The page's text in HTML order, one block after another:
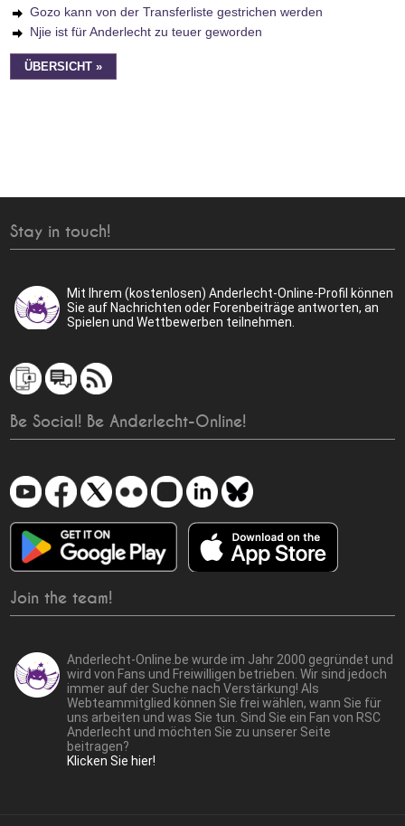
Gozo kann von der Transferliste gestrichen werden
Njie ist für Anderlecht zu teuer geworden
ÜBERSICHT »
Stay in touch!
Mit Ihrem (kostenlosen) Anderlecht-Online-Profil können
Sie auf Nachrichten oder Forenbeiträge antworten, an
Spielen und Wettbewerben teilnehmen.
Be Social! Be Anderlecht-Online!
Join the team!
Anderlecht-Online.be wurde im Jahr 2000 gegründet und
wird von Fans und Freiwilligen betrieben. Wir sind jedoch
immer auf der Suche nach Verstärkung! Als
Webteammitglied können Sie frei wählen, wann Sie für
uns arbeiten und was Sie tun. Sind Sie ein Fan von RSC
Anderlecht und möchten Sie zu unserer Seite
beitragen?
Klicken Sie hier!